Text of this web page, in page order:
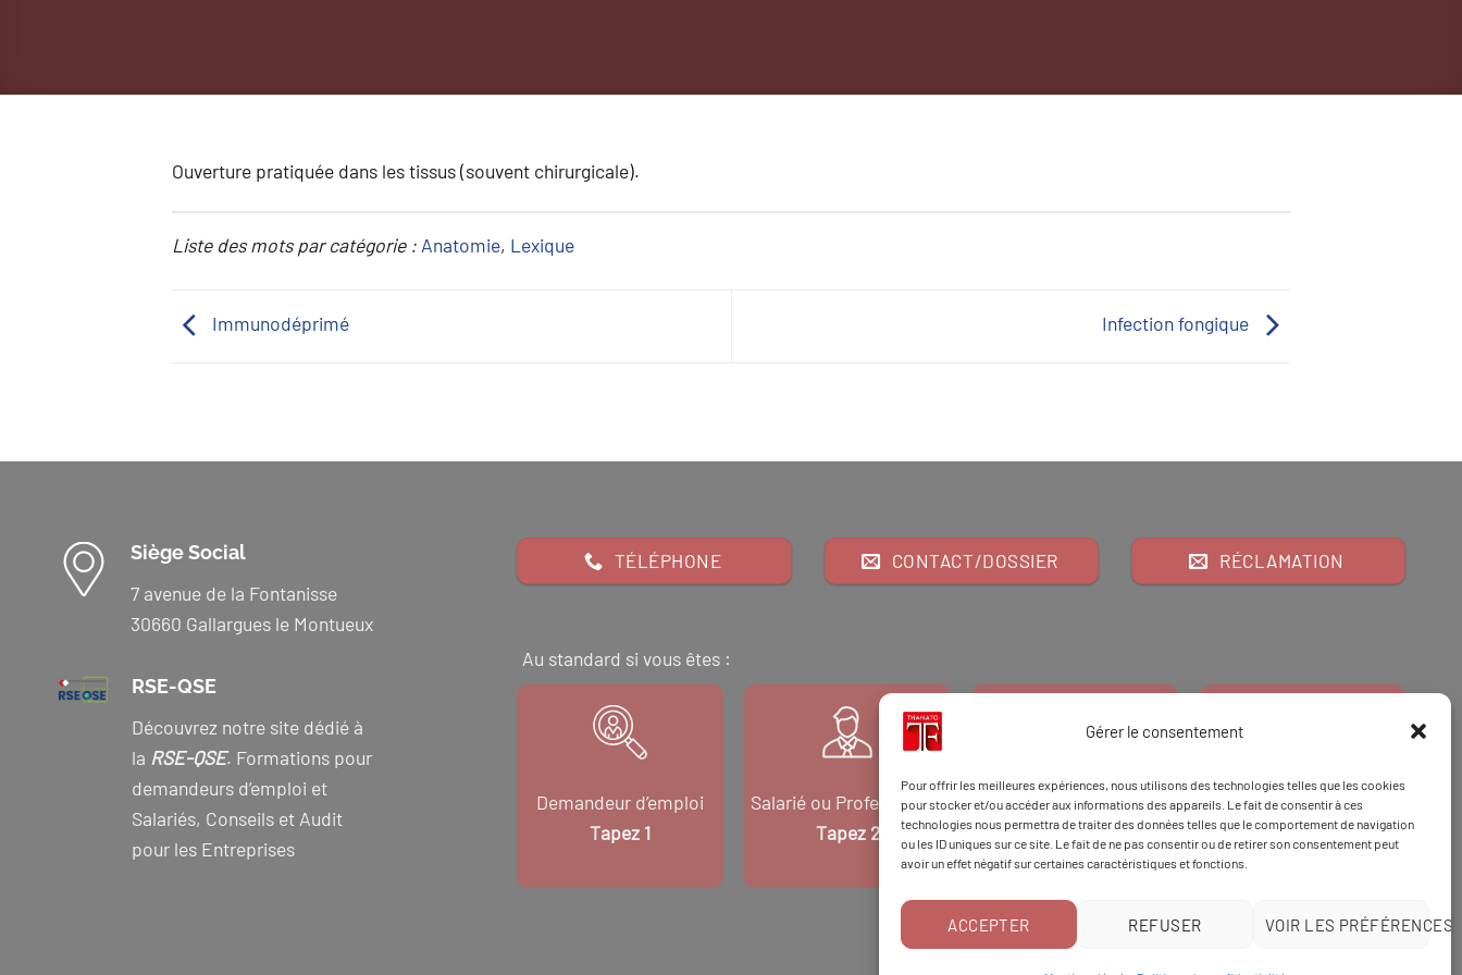
Gérer le consentement
Pour offrir les meilleures expériences, nous utilisons des technologies telles que les cookies
pour stocker et/ou accéder aux informations des appareils. Le fait de consentir à ces
technologies nous permettra de traiter des données telles que le comportement de navigation
ou les ID uniques sur ce site. Le fait de ne pas consentir ou de retirer son consentement peut
avoir un effet négatif sur certaines caractéristiques et fonctions.
ACCEPTER REFUSER VOIR LES PRÉFÉRENCES
Ouverture pratiquée dans les tissus (souvent chirurgicale).
Liste des mots par catégorie : Anatomie, Lexique
Immunodéprimé Infection fongique
Siège Social
7 avenue de la Fontanisse
30660 Gallargues le Montueux
RSE-QSE
Découvrez notre site dédié à
la RSE-QSE. Formations pour
demandeurs d’emploi et
Salariés, Conseils et Audit
pour les Entreprises
TÉLÉPHONE CONTACT/DOSSIER RÉCLAMATION
Au standard si vous êtes :
Demandeur d’emploi
Tapez 1
Salarié ou Professionnel
Tapez 2
Financeur
Tapez 3
EtTapez 98pour
une formation